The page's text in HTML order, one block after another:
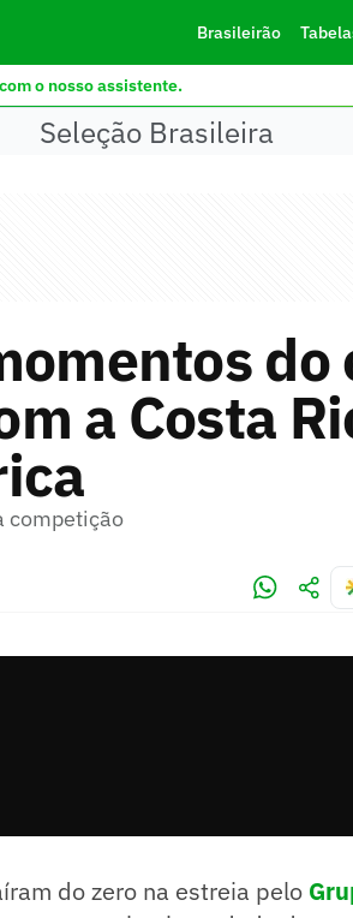
Brasileirão
o nosso assistente.
Seleção Brasileira
do
a Costa
competição
do zero na estreia pelo